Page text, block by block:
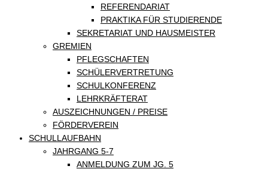
REFERENDARIAT
PRAKTIKA FÜR STUDIERENDE
SEKRETARIAT UND HAUSMEISTER
GREMIEN
PFLEGSCHAFTEN
SCHÜLERVERTRETUNG
SCHULKONFERENZ
LEHRKRÄFTERAT
AUSZEICHNUNGEN / PREISE
FÖRDERVEREIN
SCHULLAUFBAHN
JAHRGANG 5-7
ANMELDUNG ZUM JG. 5